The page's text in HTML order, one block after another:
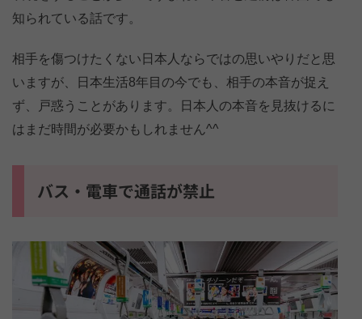
知られている話です。
相手を傷つけたくない日本人ならではの思いやりだと思
いますが、日本生活8年目の今でも、相手の本音が捉え
ず、戸惑うことがあります。日本人の本音を見抜けるに
はまだ時間が必要かもしれません^^
バス・電車で通話が禁止